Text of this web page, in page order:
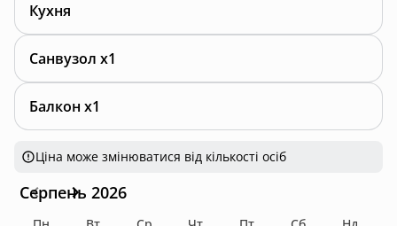
Кухня
Санвузол x1
Балкон x1
Ціна може змінюватися від кількості осіб
Серпень 2026